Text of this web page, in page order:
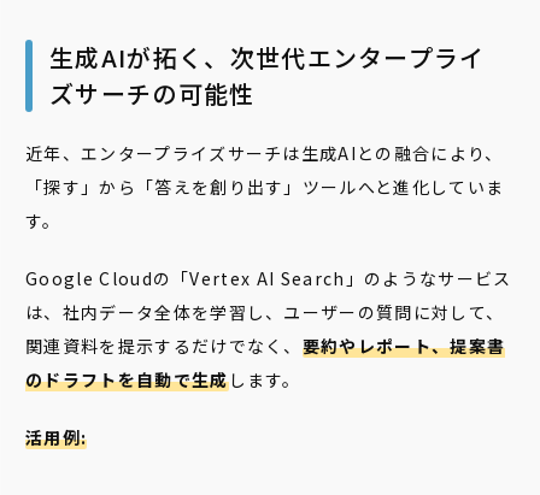
生成AIが拓く、次世代エンタープライ
ズサーチの可能性
近年、エンタープライズサーチは生成AIとの融合により、
「探す」から「答えを創り出す」ツールへと進化していま
す。
Google Cloudの「Vertex AI Search」のようなサービス
は、社内データ全体を学習し、ユーザーの質問に対して、
関連資料を提示するだけでなく、 要約やレポート、提案書
のドラフトを自動で生成します。
活用例: